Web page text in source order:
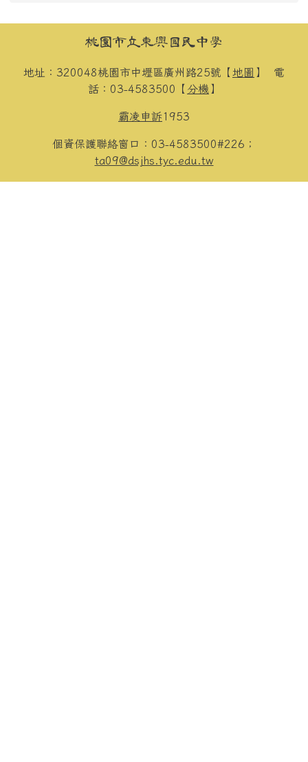
頁尾區域內容桃園市立東興國民中學
地址：320048桃園市中壢區廣州路25號【 地圖 】 電
話：03-4583500【 分機 】
霸凌申訴1953
個資保護聯絡窗口：03-4583500#226；
ta09@dsjhs.tyc.edu.tw